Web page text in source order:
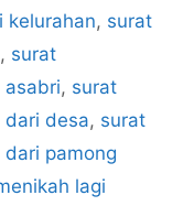
kelurahan, surat
, surat
asabri, surat
dari desa, surat
pamong
lagi